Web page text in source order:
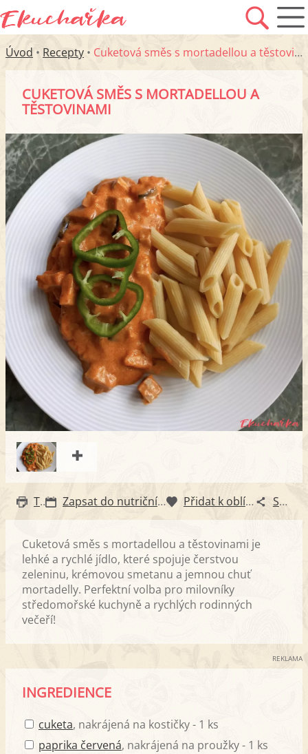
Úvod • Recepty • Cuketová směs s mortadellou a těstovinami
CUKETOVÁ SMĚS S MORTADELLOU A
TĚSTOVINAMI
Tisk Zapsat do nutričního diáře Přidat k oblíbeným Sdílet
Cuketová směs s mortadellou a těstovinami je
lehké a rychlé jídlo, které spojuje čerstvou
zeleninu, krémovou smetanu a jemnou chuť
mortadelly. Perfektní volba pro milovníky
středomořské kuchyně a rychlých rodinných
večeří!
REKLAMA
INGREDIENCE
cuketa, nakrájená na kostičky - 1 ks
paprika červená, nakrájená na proužky - 1 ks